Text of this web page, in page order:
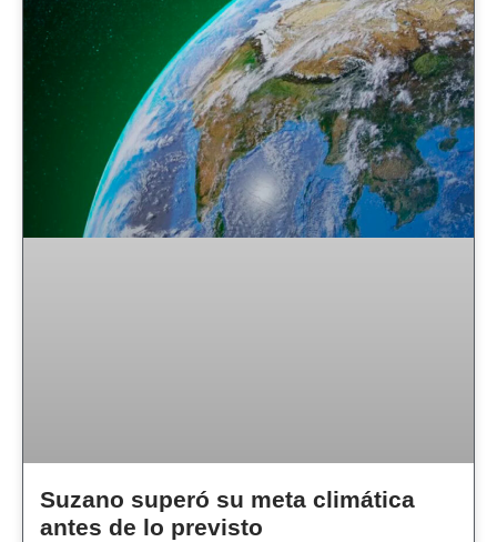
Suzano superó su meta climática
antes de lo previsto